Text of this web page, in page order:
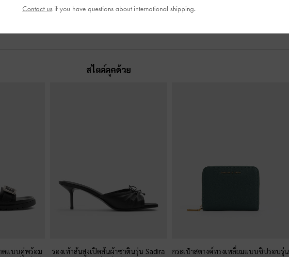
฿3,590.00
สไตล์ลุคด้วย
ดแบบคู่พร้อม
รองเท้าส้นสูงเปิดส้นผ้าซาตินรุ่น Sadira
กระเป๋าสตางค์ทรงเหลี่ยมแบบซิปรอบรุ่น
Contact usif you have questions about international shipping.